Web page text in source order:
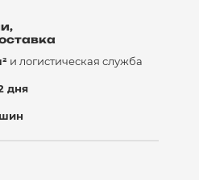
и логистическая служба
дня